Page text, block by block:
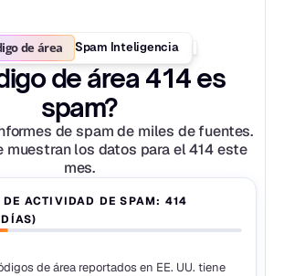
de área Spam Inteligencia
de área 414 es
spam?
de spam de miles de fuentes.
muestran los datos para el 414 este
mes.
DE ACTIVIDAD DE SPAM: 414
de área reportados en EE. UU. tiene